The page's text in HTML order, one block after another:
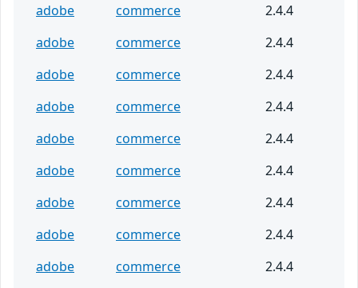
adobe commerce
2.4.4
adobe
commerce
2.4.4
adobe
commerce
2.4.4
adobe
commerce
2.4.4
adobe
commerce
2.4.4
adobe
commerce
2.4.4
adobe
commerce
2.4.4
adobe
commerce
2.4.4
adobe
commerce
2.4.4